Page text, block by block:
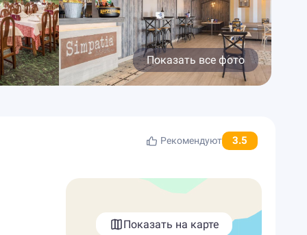
Показать все фото
Рекомендуют 3.5
Показать на карте